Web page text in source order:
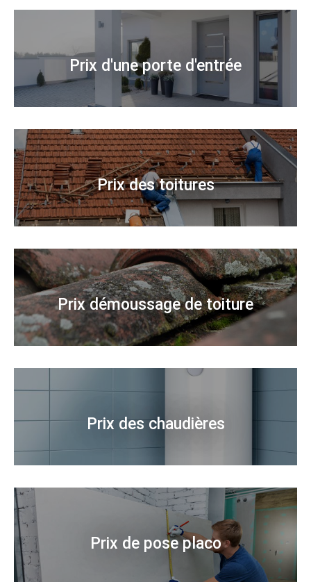
Prix d'une porte d'entrée
Prix des toitures
Prix démoussage de toiture
Prix des chaudières
Prix de pose placo